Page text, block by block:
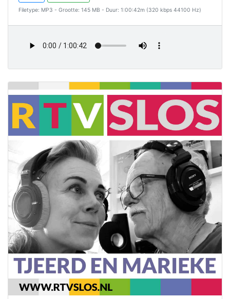
Filetype: MP3 - Grootte: 145 MB - Duur: 1:00:42m (320 kbps 44100 Hz)